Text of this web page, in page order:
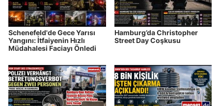
Schenefeld'de Gece Yarısı
Yangını: İtfaiyenin Hızlı
Müdahalesi Faciayı Önledi
Hamburg’da Christopher
Street Day Coşkusu